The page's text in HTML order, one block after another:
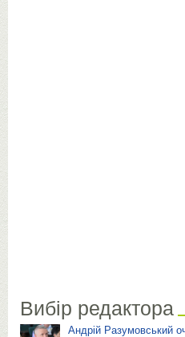
Вибір редактора
Андрій Разумовський